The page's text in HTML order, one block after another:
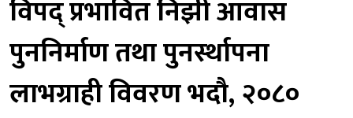
विपद् प्रभावित निझी आवास
पुननिर्माण तथा पुनस्‍‍र्थापना
लाभग्राही विवरण भदौ, २०८०